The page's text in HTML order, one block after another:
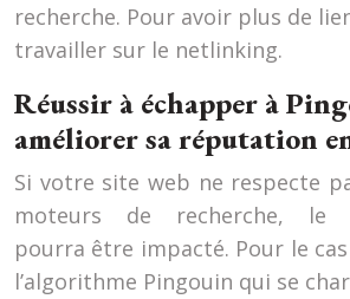
recherche. Pour avoir plus de
travailler sur le netlinking.
Réussir à échapper à
améliorer sa réputation
Si votre site web ne respecte
moteurs de recherche, le
pourra être impacté. Pour le cas
l’algorithme Pingouin qui se